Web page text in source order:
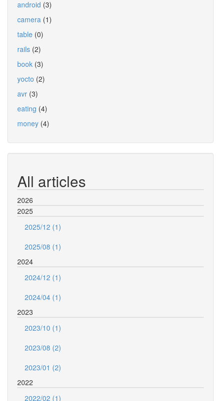
android (3)
camera (1)
table (0)
rails (2)
book (3)
yocto (2)
avr (3)
eating (4)
money (4)
All articles
2026
2025
2025/12 (1)
2025/08 (1)
2024
2024/12 (1)
2024/04 (1)
2023
2023/10 (1)
2023/08 (2)
2023/01 (2)
2022
2022/02 (1)